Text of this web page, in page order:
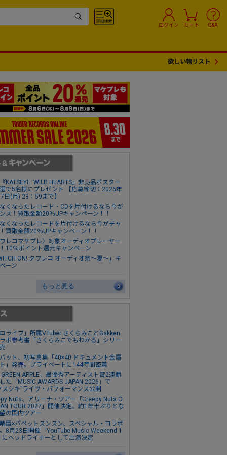
ログイン カート Q&A
欲しい物リスト
KATSEYE: WILD HEARTS』非売品ポスター
で5名様にプレゼント 【応募締切：2026年
日(月) 23：59まで】
くなったレコード・CDを片付けるなら今が
ス！買取金額20％UPキャンペーン！！
くなったレコードを片付けるなら今がチャ
買取金額20％UPキャンペーン！！
ワレコマケプレ〉対象オーディオプレーヤー
10％ポイント還元キャンペーン
ON! タワレコ オーディオ祭～夏～」キ
ーン
もっと見る
ロライブ」所属VTuber さくらみことGakken
ボ参考書「さくらみこでもわかる」シリー
ット、初写真集「40×40 ドキュメント金属
」発売。プライベートに144時間密着
APPLE、最優秀アーティスト賞2連覇
た「MUSIC AWARDS JAPAN 2026」で
スシキ”ライヴ・パフォーマンス公開
Nuts、アリーナ・ツアー「Creepy Nuts O
TOUR 2027」開催決定。約1年半ぶりとな
の国内ツアー
臣×パペットスンスン、スペシャル・コラボ
8月23日開催「YouTube Music Weekend 1
にヘッドライナーとして出演決定